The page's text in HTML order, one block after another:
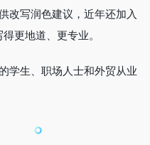
改写润色建议，近年还加入
更地道、更专业。
学生、职场人士和外贸从业